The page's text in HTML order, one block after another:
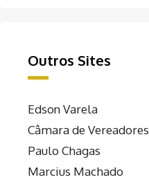
Outros Sites
Edson Varela
Câmara de Vereadores
Paulo Chagas
Marcius Machado